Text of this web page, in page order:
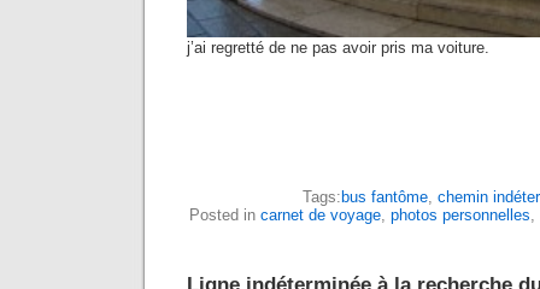
j’ai regretté de ne pas avoir pris ma voiture.
Tags: bus fantôme, chemin
Posted in carnet de voyage photos personnelles
Ligne indéterminée à la recherche